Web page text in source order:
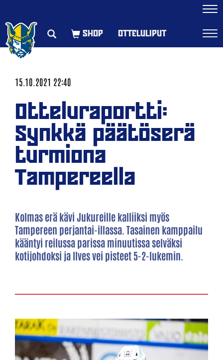
OTTELULIPUT
15.10.2021 22:40
Otteluraportti:
Synkkä päätöserä
turmiona
Tampereella
Kolmas erä kävi Jukureille kalliiksi myös
Tampereen perjantai-illassa. Tasainen kamppailu
kääntyi reilussa parissa minuutissa selväksi
kotijohdoksi ja Ilves vei pisteet 5-2-lukemin.